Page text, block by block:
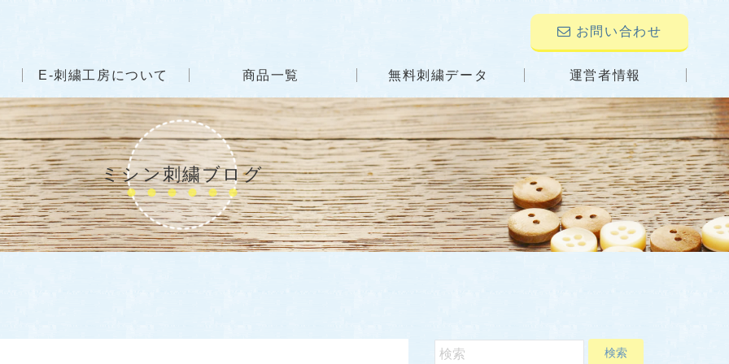
お問い合わせ
E-刺繍工房について 商品一覧 無料刺繍データ 運営者情報
ミシン刺繍ブログ